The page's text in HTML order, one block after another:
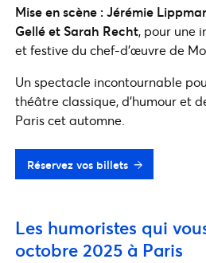
Mise en scène : Jérémie
Gellé et Sarah Recht, pour une
et festive du chef-d’œuvre de
Un spectacle incontournable
théâtre classique, d’humour et
Paris cet automne.
Réservez vos billets
Les humoristes qui
octobre 2025 à Paris